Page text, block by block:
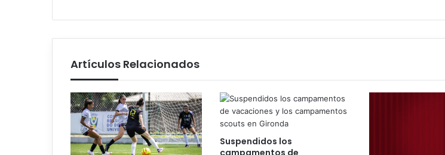
Artículos Relacionados
Suspendidos los
campamentos de